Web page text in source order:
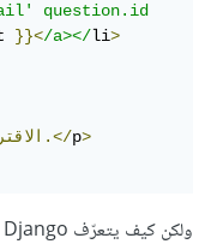
question.id
}}</a></li>
حالياً.</p>